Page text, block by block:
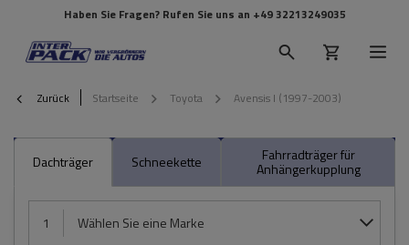
Haben Sie Fragen? Rufen Sie uns an +49 32213249035
Zurück Startseite Toyota Avensis I (1997-2003)
Dachträger Schneekette Fahrradträger für
Anhängerkupplung
1 Wählen Sie eine Marke